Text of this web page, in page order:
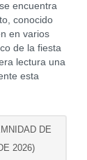
encuentra
conocido
en varios
de la fiesta
lectura una
esta
DE
2026)